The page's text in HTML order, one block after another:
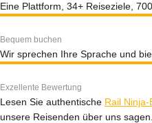
Eine Plattform, 34+ Reiseziele,
Bequem buchen
Wir sprechen Ihre Sprache und
Exzellente Bewertung
Lesen Sie authentische Rail
unsere Reisenden über uns sagen.